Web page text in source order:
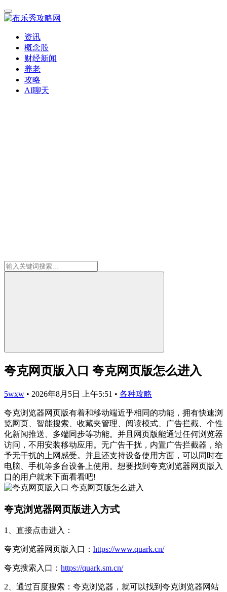
资讯
概念股
财经新闻
养老
攻略
AI聊天
夸克网页版入口 夸克网页版怎么进入
5wxw • 2026年8月5日 上午5:51 • 各种攻略
夸克浏览器网页版有着和移动端近乎相同的功能，拥有快速浏
览网页、智能搜索、收藏夹管理、阅读模式、广告拦截、个性
化新闻推送、多端同步等功能。并且网页版能通过任何浏览器
访问，不用安装移动应用。无广告干扰，内置广告拦截器，给
予无干扰的上网感受。并且还支持设备使用方面，可以同时在
电脑、手机等多台设备上使用。想要找到夸克浏览器网页版入
口的用户就来下面看看吧!
夸克浏览器网页版进入方式
1、直接点击进入：
夸克浏览器网页版入口： https://www.quark.cn/
夸克搜索入口： https://quark.sm.cn/
2、通过百度搜索：夸克浏览器，就可以找到夸克浏览器网站